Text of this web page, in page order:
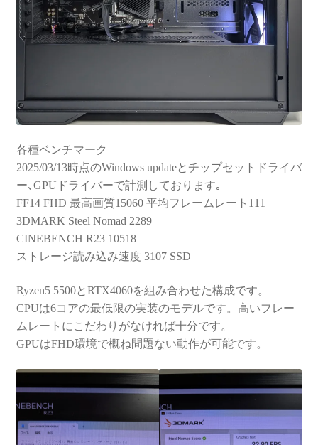
各種ベンチマーク
2025/03/13時点のWindows updateとチップセットドライバ
ー､GPUドライバーで計測しております｡
FF14 FHD 最高画質15060 平均フレームレート111
3DMARK Steel Nomad 2289
CINEBENCH R23 10518
ストレージ読み込み速度 3107 SSD
Ryzen5 5500とRTX4060を組み合わせた構成です。
CPUは6コアの最低限の実装のモデルです。高いフレー
ムレートにこだわりがなければ十分です。
GPUはFHD環境で概ね問題ない動作が可能です。